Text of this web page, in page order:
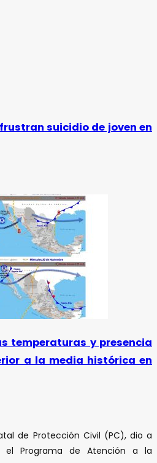
suicidio de joven en
temperaturas y presencia
a la media histórica en
de Protección Civil (PC), dio a
Programa de Atención a la